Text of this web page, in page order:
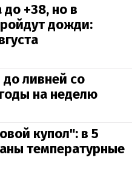
+38, но в
дожди:
ливней со
на неделю
купол": в 5
температурные